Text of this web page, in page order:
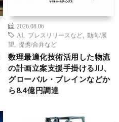
2026.08.06
AI
プレスリリースなど
動向/展
望
提携/合弁など
数理最適化技術活用した物流
の計画立案支援手掛けるJIJ、
グローバル・ブレインなどか
ら8.4億円調達